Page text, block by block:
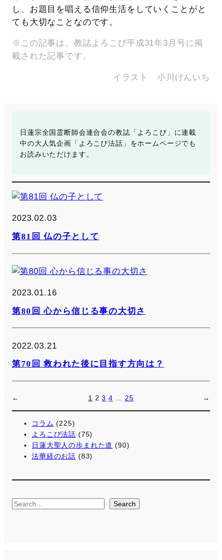
し、お題目を唱える信仰生活をしていくことがと
ても大切なことなのです。
※この記事は、教誌よろこび平成31年3月号に掲
載された記事です。
イラスト 小川けんいち
日蓮宗全国霊断師会連合会の教誌「よろこび」に連載
中の大人気企画「よろこび法話」をホームページでも
お読みいただけます。
2023.02.03
第81回 仏の子として
2023.01.16
第80回 心から信じる事の大切さ
2022.03.21
第70回 救われた後に目指す方向は？
← 1 2 3 4 … 25 →
コラム (225)
よろこび法話 (75)
日蓮大聖人の歩まれた道 (90)
法華経のお話 (83)
S
Search